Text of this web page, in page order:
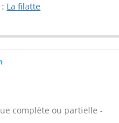
La filatte
complète ou partielle -